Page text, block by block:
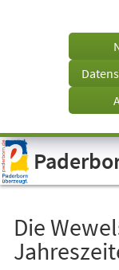
Visuelle
Assistenzsoftware
öffnen.
Die